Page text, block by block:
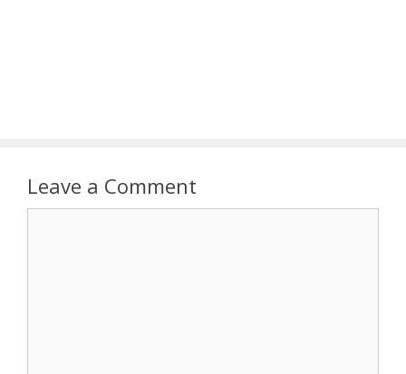
Leave a Comment